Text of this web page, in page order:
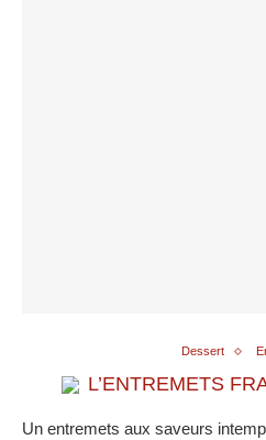
Dessert
L’ENTREMETS
Un entremets aux saveurs